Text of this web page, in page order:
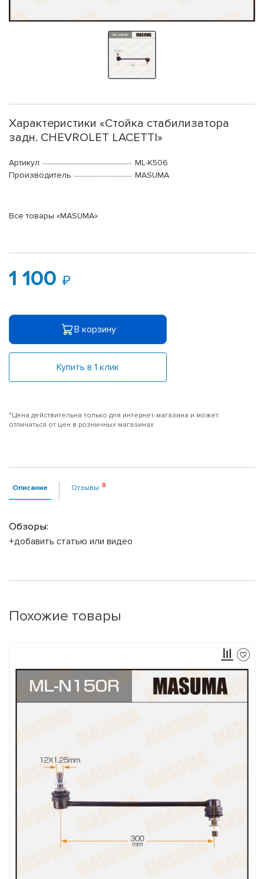
Характеристики «Стойка стабилизатора
задн. CHEVROLET LACETTI»
Артикул
ML-K506
Производитель
MASUMA
Все товары «MASUMA»
1 100
В корзину
Купить в 1 клик
*Цена действительна только для интернет-магазина и может
отличаться от цен в розничных магазинах
Описание Отзывы
Обзоры:
+добавить статью или видео
Похожие товары